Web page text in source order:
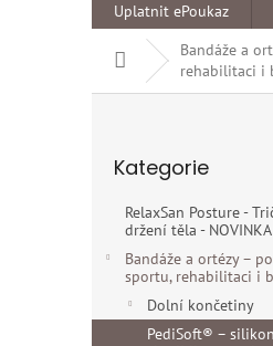
Uplatnit ePoukaz
Domů
Bandáže a
rehabilitaci i
p
kategorie
Kategorie
RelaxSan Posture -
držení těla - NOVINKA
Bandáže a ortézy –
sportu, rehabilitaci i
Dolní končetiny
PediSoft® –